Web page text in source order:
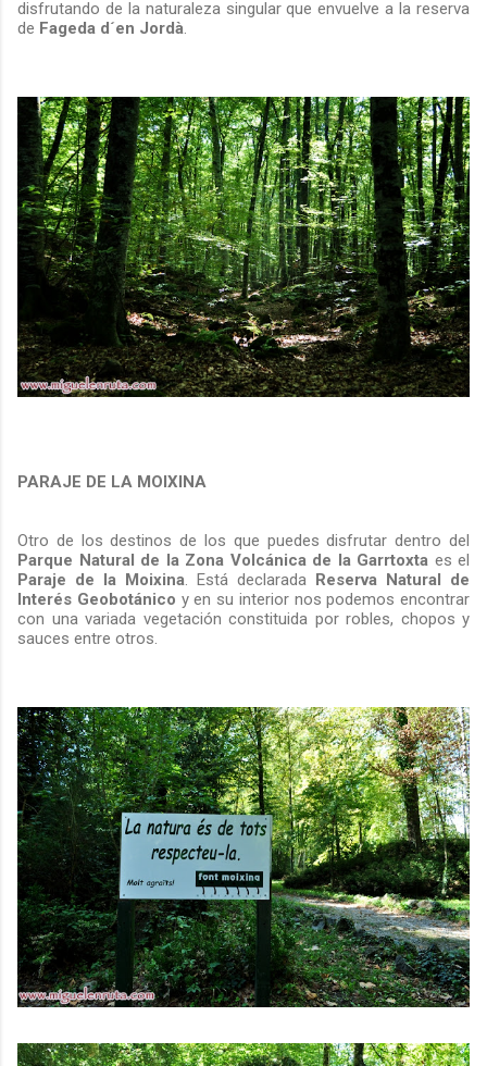
disfrutando de la naturaleza singular que envuelve a la reserva
de Fageda d´en Jordà.
PARAJE DE LA MOIXINA
Otro de los destinos de los que puedes disfrutar dentro del
Parque Natural de la Zona Volcánica de la Garrtoxta es el
Paraje de la Moixina. Está declarada Reserva Natural de
Interés Geobotánico y en su interior nos podemos encontrar
con una variada vegetación constituida por robles, chopos y
sauces entre otros.